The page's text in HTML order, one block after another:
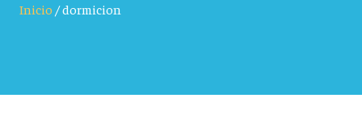
Inicio/dormicion